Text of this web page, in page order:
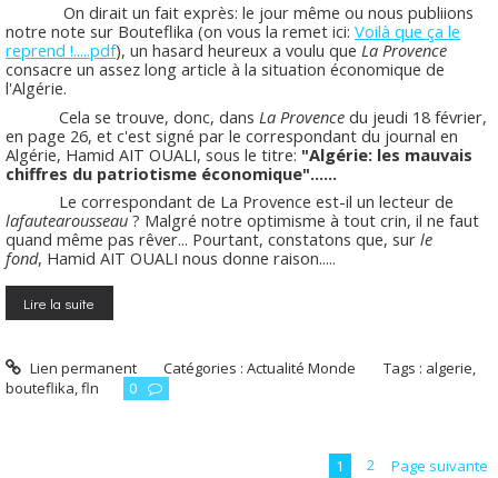
On dirait un fait exprès: le jour même ou nous publiions
notre note sur Bouteflika (on vous la remet ici: Voilà que ça le
reprend !.....pdf), un hasard heureux a voulu que La Provence
consacre un assez long article à la situation économique de
l'Algérie.
Cela se trouve, donc, dans La Provence du jeudi 18 février,
en page 26, et c'est signé par le correspondant du journal en
Algérie, Hamid AIT OUALI, sous le titre: "Algérie: les mauvais
chiffres du patriotisme économique"......
Le correspondant de La Provence est-il un lecteur de
lafautearousseau? Malgré notre optimisme à tout crin, il ne faut
quand même pas rêver... Pourtant, constatons que, sur le
fond, Hamid AIT OUALI nous donne raison.....
Lire la suite
Lien permanent Catégories :Actualité Monde Tags : algerie,
bouteflika,fln 0
1 2 Page suivante